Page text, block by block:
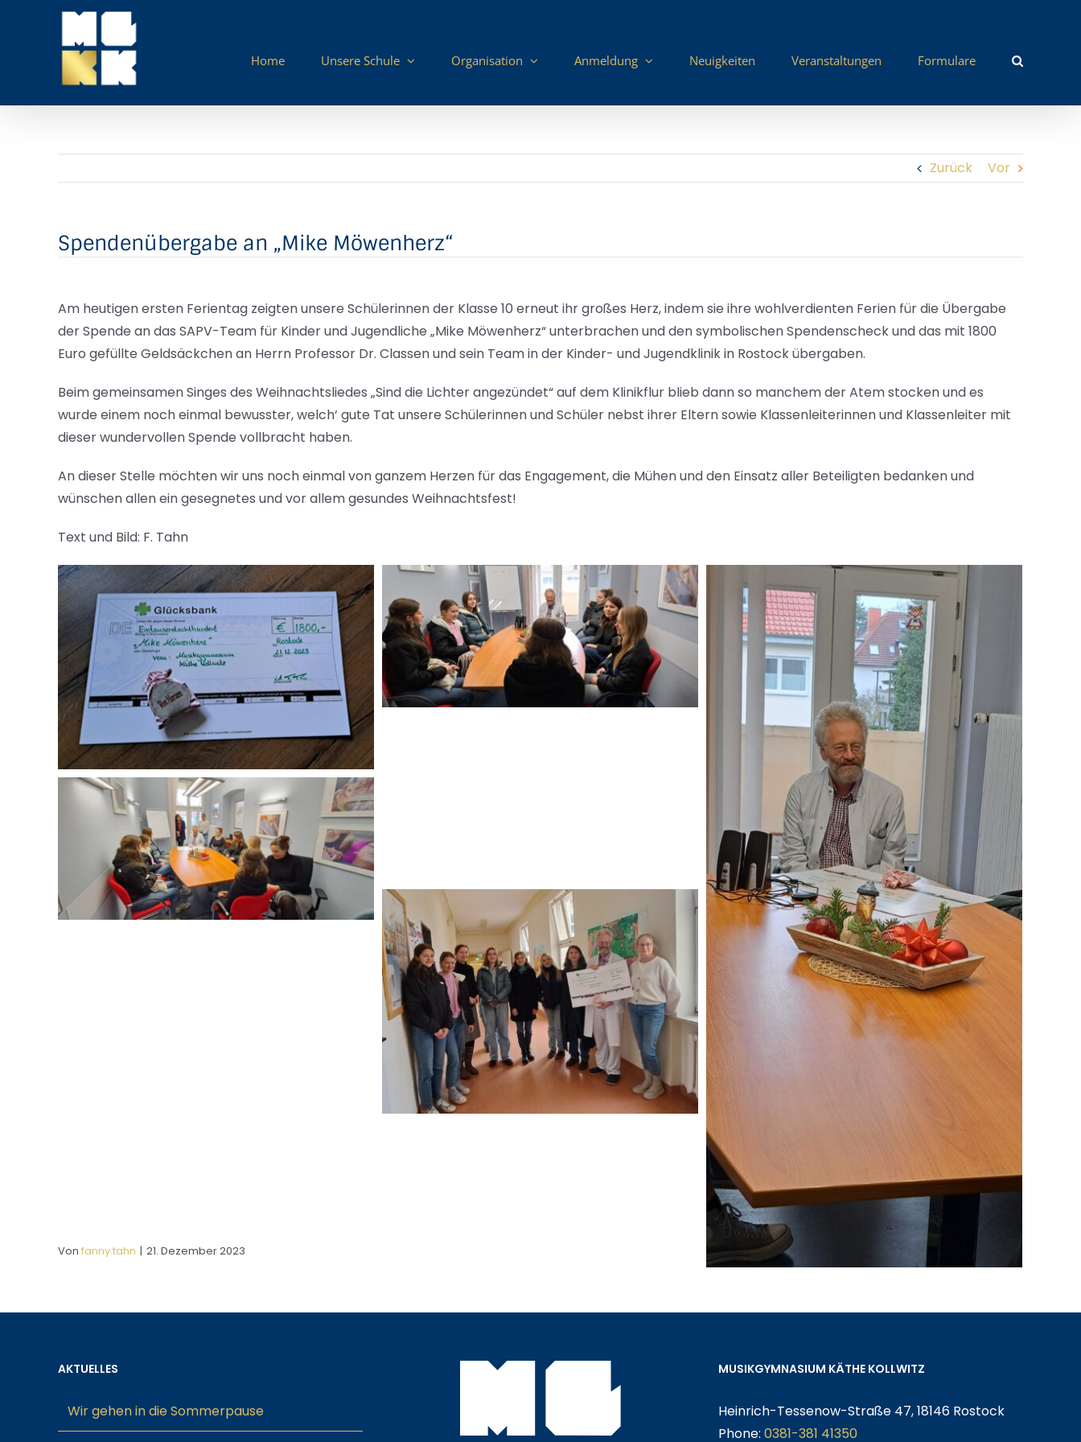
Home Unsere Schule Organisation Anmeldung Neuigkeiten Veranstaltungen Formulare
Zurück Vor
Spendenübergabe an „Mike Möwenherz“
Am heutigen ersten Ferientag zeigten unsere Schülerinnen der Klasse 10 erneut ihr großes Herz, indem sie ihre wohlverdienten Ferien für die Übergabe
der Spende an das SAPV-Team für Kinder und Jugendliche „Mike Möwenherz“ unterbrachen und den symbolischen Spendenscheck und das mit 1800
Euro gefüllte Geldsäckchen an Herrn Professor Dr. Classen und sein Team in der Kinder- und Jugendklinik in Rostock übergaben.
Beim gemeinsamen Singes des Weihnachtsliedes „Sind die Lichter angezündet“ auf dem Klinikflur blieb dann so manchem der Atem stocken und es
wurde einem noch einmal bewusster, welch‘ gute Tat unsere Schülerinnen und Schüler nebst ihrer Eltern sowie Klassenleiterinnen und Klassenleiter mit
dieser wundervollen Spende vollbracht haben.
An dieser Stelle möchten wir uns noch einmal von ganzem Herzen für das Engagement, die Mühen und den Einsatz aller Beteiligten bedanken und
wünschen allen ein gesegnetes und vor allem gesundes Weihnachtsfest!
Text und Bild: F. Tahn
Von fanny.tahn | 21. Dezember 2023
AKTUELLES
Wir gehen in die Sommerpause
MUSIKGYMNASIUM KÄTHE KOLLWITZ
Heinrich-Tessenow-Straße 47, 18146 Rostock
Phone:0381-381 41350